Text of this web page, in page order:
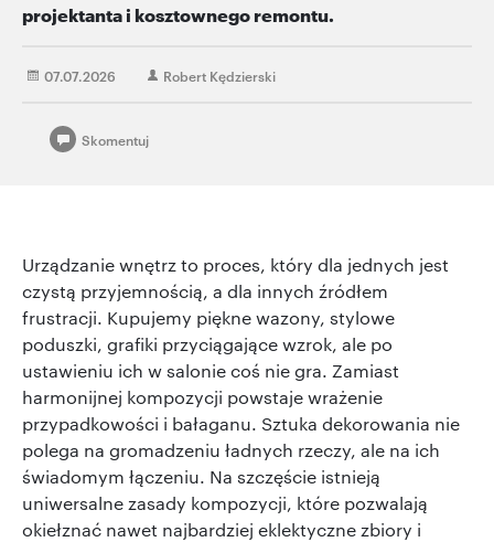
projektanta i kosztownego remontu.
07.07.2026 Robert Kędzierski
Skomentuj
Urządzanie wnętrz to proces, który dla jednych jest
czystą przyjemnością, a dla innych źródłem
frustracji. Kupujemy piękne wazony, stylowe
poduszki, grafiki przyciągające wzrok, ale po
ustawieniu ich w salonie coś nie gra. Zamiast
harmonijnej kompozycji powstaje wrażenie
przypadkowości i bałaganu. Sztuka dekorowania nie
polega na gromadzeniu ładnych rzeczy, ale na ich
świadomym łączeniu. Na szczęście istnieją
uniwersalne zasady kompozycji, które pozwalają
okiełznać nawet najbardziej eklektyczne zbiory i